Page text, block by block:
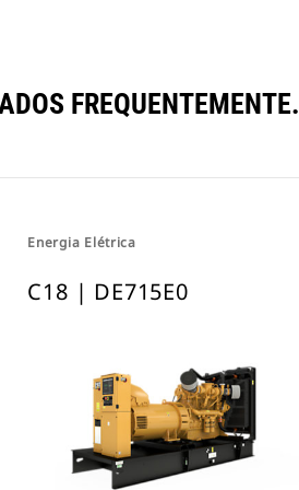
FREQUENTEMENTE.
Energia Elétrica
C18 | DE715E0